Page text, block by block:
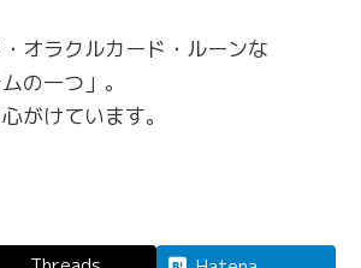
オラクルカード・ルーンな
の一つ」。
がけています。